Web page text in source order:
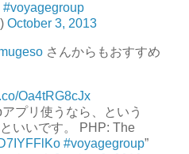
#voyagegroup
October 3, 2013
さんからもおすすめ
Oa4tRG8cJx
プリ使うなら、という
いいです。 PHP: The
#voyagegroup”